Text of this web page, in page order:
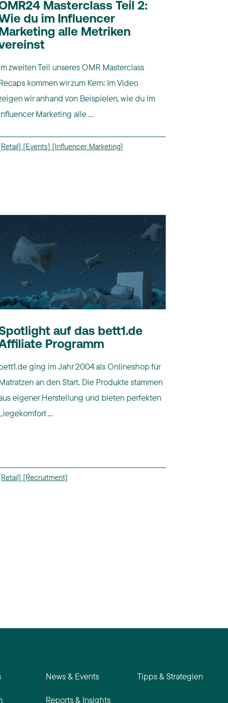
Masterclass Teil 2:
du im Influencer
alle Metriken
zweiten Teil unseres OMR Masterclass
kommen wir zum Kern: Im Video
wir anhand von Beispielen, wie du im
Marketing alle ...
[Events] [Influencer Marketing]
auf das bett1.de
Programm
ging im Jahr 2004 als Onlineshop für
an den Start. Die Produkte stammen
eigener Herstellung und bieten perfekten
...
[Recruitment]
News & Events
Reports & Insights
Tipps & Strategien